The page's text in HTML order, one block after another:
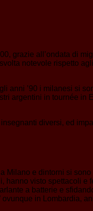
grazie all’ondata di
notevole rispetto
anni ’90 i milanesi si
argentini in tournée
diversi, ed
e dintorni si
visto spettacoli
a batterie e
in Lombardia,